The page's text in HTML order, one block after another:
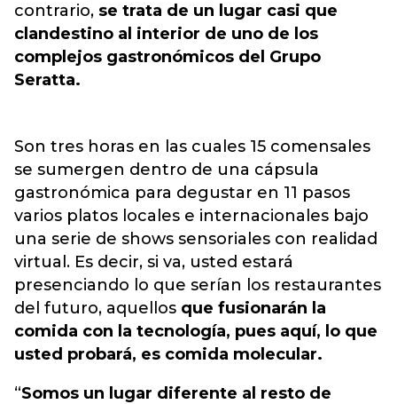
contrario, se trata de un lugar casi que
clandestino al interior de uno de los
complejos gastronómicos del Grupo
Seratta.
Son tres horas en las cuales 15 comensales
se sumergen dentro de una cápsula
gastronómica para degustar en 11 pasos
varios platos locales e internacionales bajo
una serie de shows sensoriales con realidad
virtual. Es decir, si va, usted estará
presenciando lo que serían los restaurantes
del futuro, aquellos que fusionarán la
comida con la tecnología, pues aquí, lo que
usted probará, es comida molecular.
“Somos un lugar diferente al resto de